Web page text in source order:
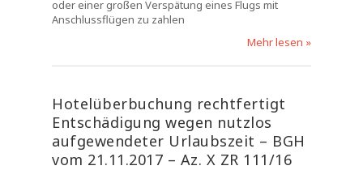
oder einer großen Verspätung eines Flugs mit
Anschlussflügen zu zahlen
Mehr lesen »
Hotelüberbuchung rechtfertigt
Entschädigung wegen nutzlos
aufgewendeter Urlaubszeit – BGH
vom 21.11.2017 – Az. X ZR 111/16